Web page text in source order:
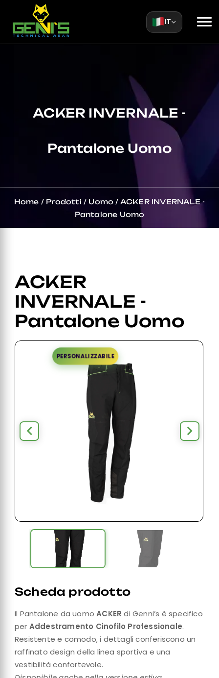
IT
ACKER INVERNALE -
Pantalone Uomo
Home / Prodotti / Uomo / ACKER INVERNALE -
Pantalone Uomo
ACKER
INVERNALE -
Pantalone Uomo
PERSONALIZZABILE
Scheda prodotto
Il Pantalone da uomoACKERdi Genni’s è specifico
per Addestramento Cinofilo Professionale.
Resistente e comodo, i dettagli conferiscono un
raffinato design della linea sportiva e una
vestibilità confortevole.